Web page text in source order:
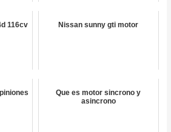
116cv
Nissan sunny gti motor
Que es motor sincrono y
asincrono